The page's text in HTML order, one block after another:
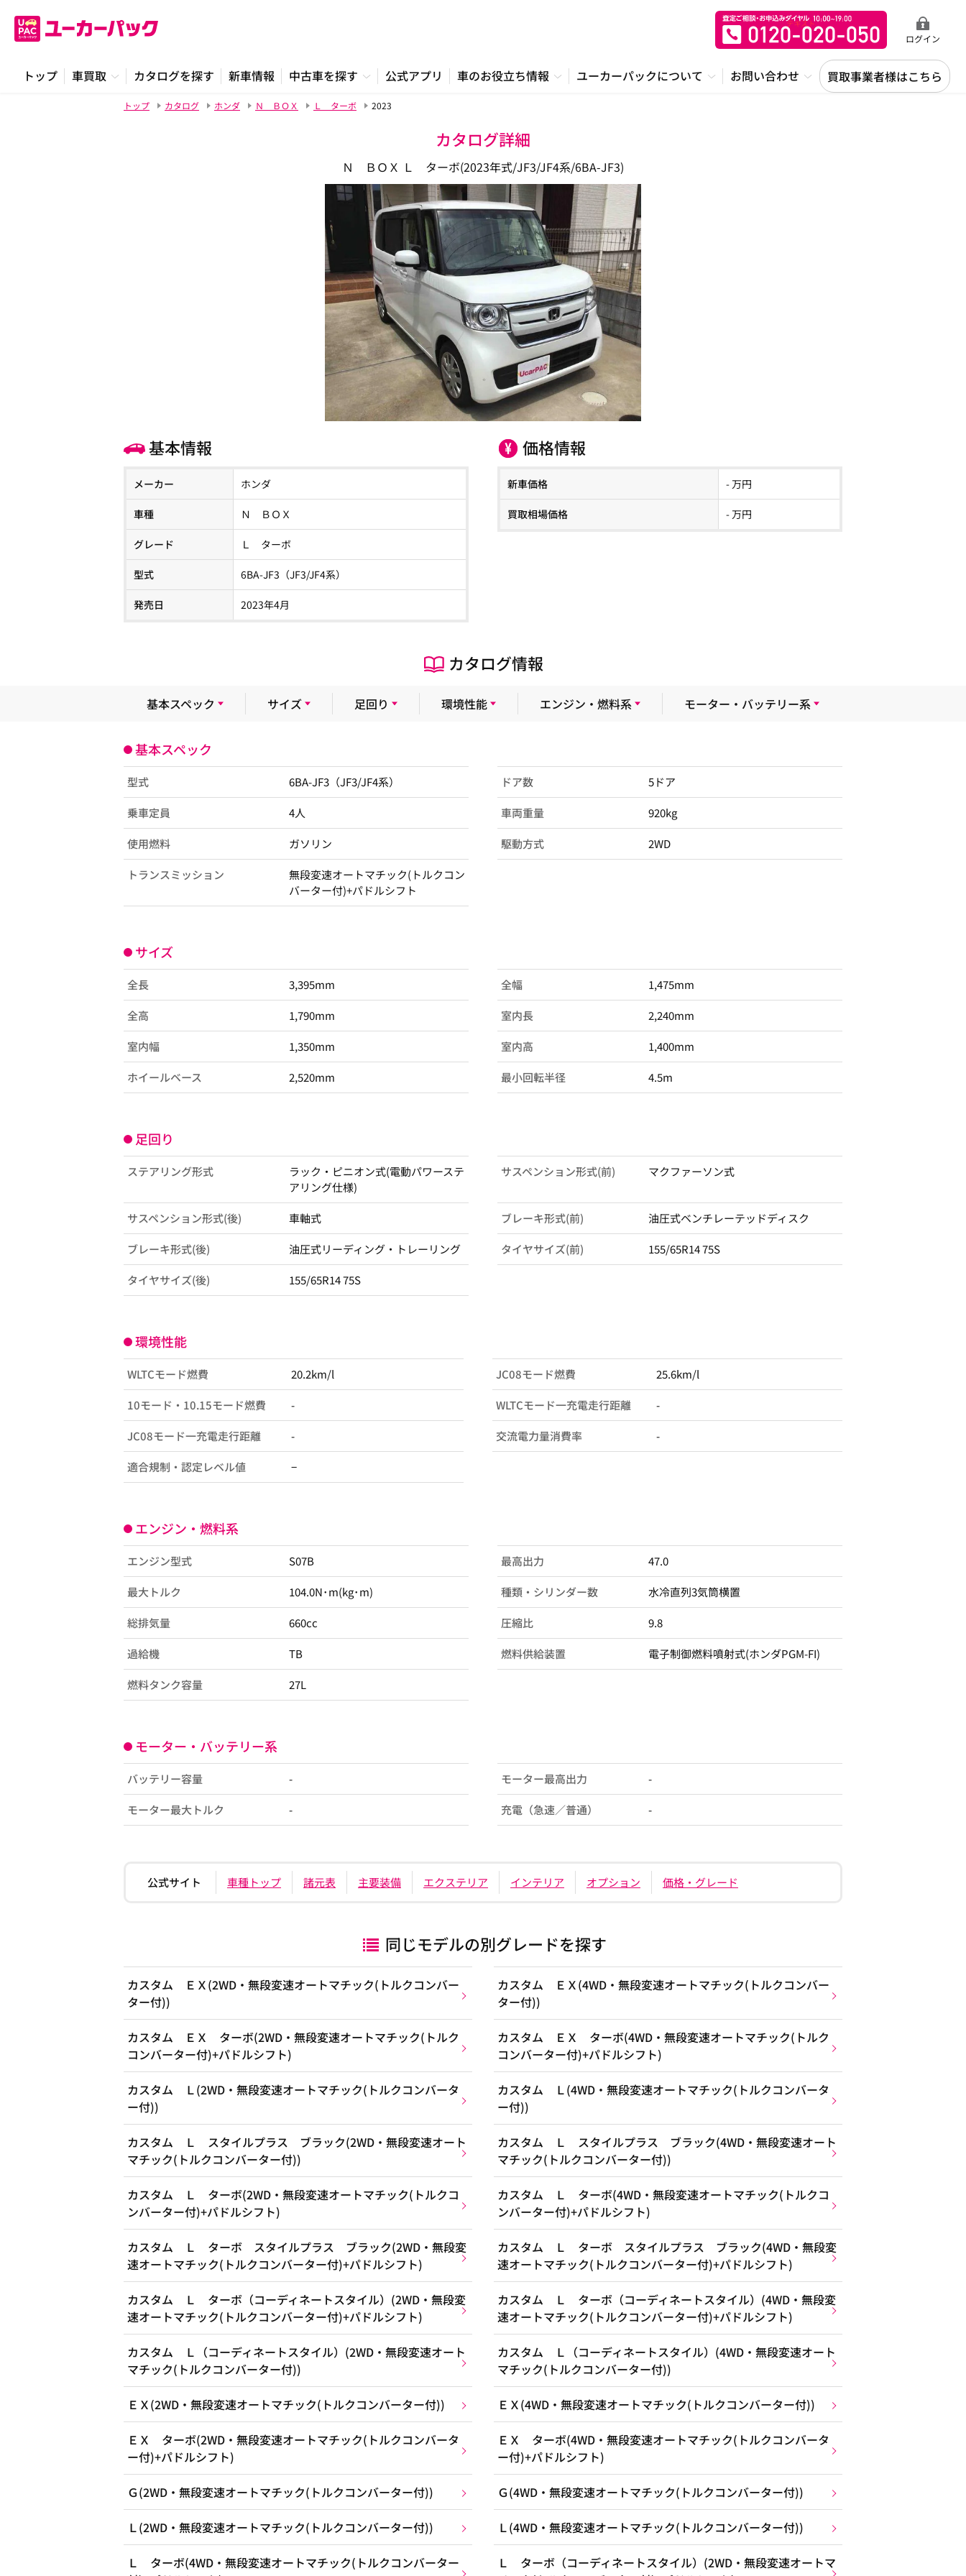
ログイン
トップ 車買取 カタログを探す 新車情報 中古車を探す 公式アプリ 車のお役立ち情報 ユーカーパックについて お問い合わせ 買取事業者様はこちら
トップ カタログ ホンダ Ｎ ＢＯＸ Ｌ ターボ 2023
カタログ詳細
Ｎ ＢＯＸ Ｌ ターボ(2023年式/JF3/JF4系/6BA-JF3)
基本情報
メーカー ホンダ
車種 Ｎ ＢＯＸ
グレード Ｌ ターボ
型式 6BA-JF3（JF3/JF4系）
発売日 2023年4月
価格情報
新車価格 - 万円
買取相場価格 - 万円
カタログ情報
基本スペック サイズ 足回り 環境性能 エンジン・燃料系 モーター・バッテリー系
基本スペック
型式 6BA-JF3（JF3/JF4系） ドア数 5ドア
乗車定員 4人 車両重量 920kg
使用燃料 ガソリン 駆動方式 2WD
トランスミッション
無段変速オートマチック(トルクコン
バーター付)+パドルシフト
サイズ
全長 3,395mm 全幅 1,475mm
全高 1,790mm 室内長 2,240mm
室内幅 1,350mm 室内高 1,400mm
ホイールベース 2,520mm 最小回転半径 4.5m
足回り
ステアリング形式
ラック・ピニオン式(電動パワーステ
アリング仕様)
サスペンション形式(前) マクファーソン式
サスペンション形式(後) 車軸式 ブレーキ形式(前) 油圧式ベンチレーテッドディスク
ブレーキ形式(後) 油圧式リーディング・トレーリング タイヤサイズ(前) 155/65R14 75S
タイヤサイズ(後) 155/65R14 75S
環境性能
WLTCモード燃費 20.2km/l JC08モード燃費 25.6km/l
10モード・10.15モード燃費 - WLTCモード一充電走行距離 -
JC08モード一充電走行距離 - 交流電力量消費率 -
適合規制・認定レベル値 −
エンジン・燃料系
エンジン型式 S07B 最高出力 47.0
最大トルク 104.0N･m(kg･m) 種類・シリンダー数 水冷直列3気筒横置
総排気量 660cc 圧縮比 9.8
過給機 TB 燃料供給装置 電子制御燃料噴射式(ホンダPGM-FI)
燃料タンク容量 27L
モーター・バッテリー系
バッテリー容量 - モーター最高出力 -
モーター最大トルク - 充電（急速／普通） -
公式サイト 車種トップ 諸元表 主要装備 エクステリア インテリア オプション 価格・グレード
同じモデルの別グレードを探す
カスタム ＥＸ(2WD・無段変速オートマチック(トルクコンバー
ター付))
カスタム ＥＸ(4WD・無段変速オートマチック(トルクコンバー
ター付))
カスタム ＥＸ ターボ(2WD・無段変速オートマチック(トルク
コンバーター付)+パドルシフト)
カスタム ＥＸ ターボ(4WD・無段変速オートマチック(トルク
コンバーター付)+パドルシフト)
カスタム Ｌ(2WD・無段変速オートマチック(トルクコンバータ
ー付))
カスタム Ｌ(4WD・無段変速オートマチック(トルクコンバータ
ー付))
カスタム Ｌ スタイルプラス ブラック(2WD・無段変速オート
マチック(トルクコンバーター付))
カスタム Ｌ スタイルプラス ブラック(4WD・無段変速オート
マチック(トルクコンバーター付))
カスタム Ｌ ターボ(2WD・無段変速オートマチック(トルクコ
ンバーター付)+パドルシフト)
カスタム Ｌ ターボ(4WD・無段変速オートマチック(トルクコ
ンバーター付)+パドルシフト)
カスタム Ｌ ターボ スタイルプラス ブラック(2WD・無段変
速オートマチック(トルクコンバーター付)+パドルシフト)
カスタム Ｌ ターボ スタイルプラス ブラック(4WD・無段変
速オートマチック(トルクコンバーター付)+パドルシフト)
カスタム Ｌ ターボ（コーディネートスタイル）(2WD・無段変
速オートマチック(トルクコンバーター付)+パドルシフト)
カスタム Ｌ ターボ（コーディネートスタイル）(4WD・無段変
速オートマチック(トルクコンバーター付)+パドルシフト)
カスタム Ｌ（コーディネートスタイル）(2WD・無段変速オート
マチック(トルクコンバーター付))
カスタム Ｌ（コーディネートスタイル）(4WD・無段変速オート
マチック(トルクコンバーター付))
ＥＸ(2WD・無段変速オートマチック(トルクコンバーター付)) ＥＸ(4WD・無段変速オートマチック(トルクコンバーター付))
ＥＸ ターボ(2WD・無段変速オートマチック(トルクコンバータ
ー付)+パドルシフト)
ＥＸ ターボ(4WD・無段変速オートマチック(トルクコンバータ
ー付)+パドルシフト)
Ｇ(2WD・無段変速オートマチック(トルクコンバーター付)) Ｇ(4WD・無段変速オートマチック(トルクコンバーター付))
Ｌ(2WD・無段変速オートマチック(トルクコンバーター付)) Ｌ(4WD・無段変速オートマチック(トルクコンバーター付))
Ｌ ターボ(4WD・無段変速オートマチック(トルクコンバーター
Ｌ ターボ（コーディネートスタイル）(2WD・無段変速オートマ